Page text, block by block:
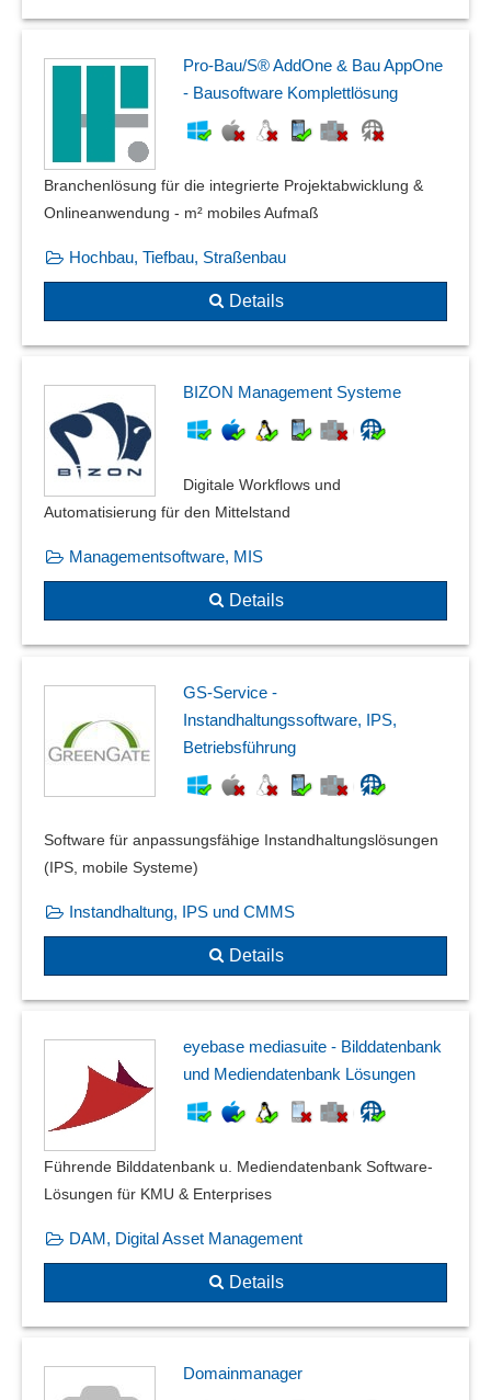
Pro-Bau/S® AddOne & Bau AppOne
- Bausoftware Komplettlösung
Branchenlösung für die integrierte Projektabwicklung &
Onlineanwendung - m² mobiles Aufmaß
Hochbau, Tiefbau, Straßenbau
Details
BIZON Management Systeme
Digitale Workflows und
Automatisierung für den Mittelstand
Managementsoftware, MIS
Details
GS-Service -
Instandhaltungssoftware, IPS,
Betriebsführung
Software für anpassungsfähige Instandhaltungslösungen
(IPS, mobile Systeme)
Instandhaltung, IPS und CMMS
Details
eyebase mediasuite - Bilddatenbank
und Mediendatenbank Lösungen
Führende Bilddatenbank u. Mediendatenbank Software-
Lösungen für KMU & Enterprises
DAM, Digital Asset Management
Details
Domainmanager